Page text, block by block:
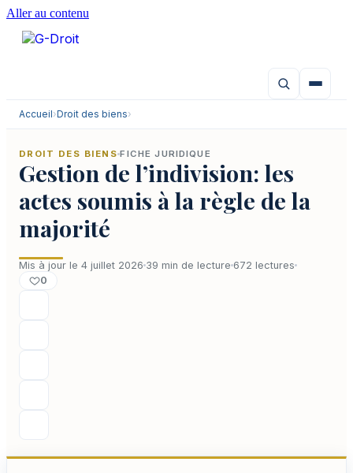
Aller au contenu
Accueil›Droit des biens›
DROIT DES BIENS FICHE JURIDIQUE
Gestion de l’indivision: les
actes soumis à la règle de la
majorité
Mis à jour le 4 juillet 2026 39 min de lecture 672 lectures
0